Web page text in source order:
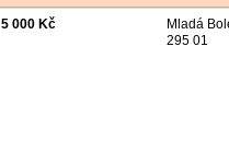
5 000 Kč
Mladá
295 01